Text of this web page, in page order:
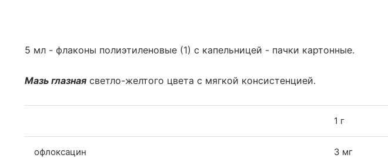
5 мл - флаконы полиэтиленовые (1) с капельницей - пачки картонные.
Мазь глазная светло-желтого цвета с мягкой консистенцией.
1 г
офлоксацин 3 мг